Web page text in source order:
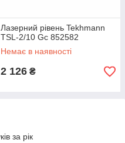
Лазерний рівень Tekhmann
TSL-2/10 Gc 852582
Немає в наявності
2 126 ₴
за рік